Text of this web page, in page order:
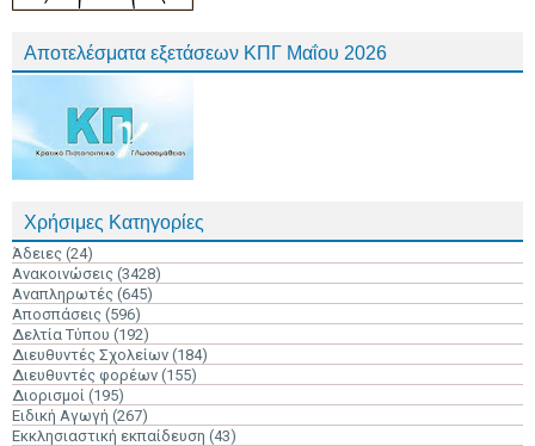
Αποτελέσματα εξετάσεων ΚΠΓ Μαΐου 2026
Χρήσιμες Κατηγορίες
Άδειες (24)
Ανακοινώσεις (3428)
Αναπληρωτές (645)
Αποσπάσεις (596)
Δελτία Τύπου (192)
Διευθυντές Σχολείων (184)
Διευθυντές φορέων (155)
Διορισμοί (195)
Ειδική Αγωγή (267)
Εκκλησιαστική εκπαίδευση (43)